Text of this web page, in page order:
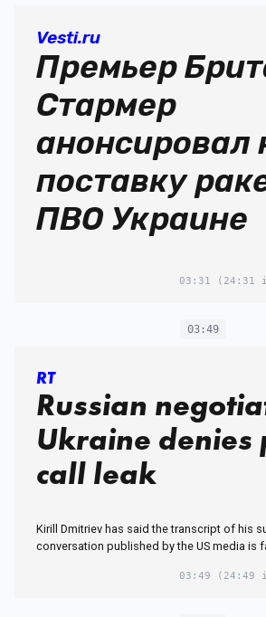
Vesti.ru
Премьер
Стармер
анонсировал
поставку
ПВО Украине
03:31 (24:31
03:49
RT
Russian
Ukraine denies
call leak
Kirill Dmitriev has said the transcript of his
conversation published by the US media is
03:49 (24:49